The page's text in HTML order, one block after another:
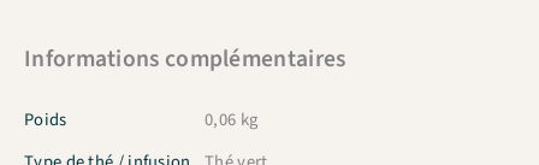
Informations complémentaires
Poids
0,06 kg